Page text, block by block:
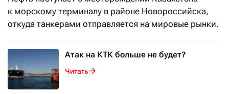
к морскому терминалу в районе Новороссийска,
откуда танкерами отправляется на мировые рынки.
Атак на КТК больше не будет?
Читать